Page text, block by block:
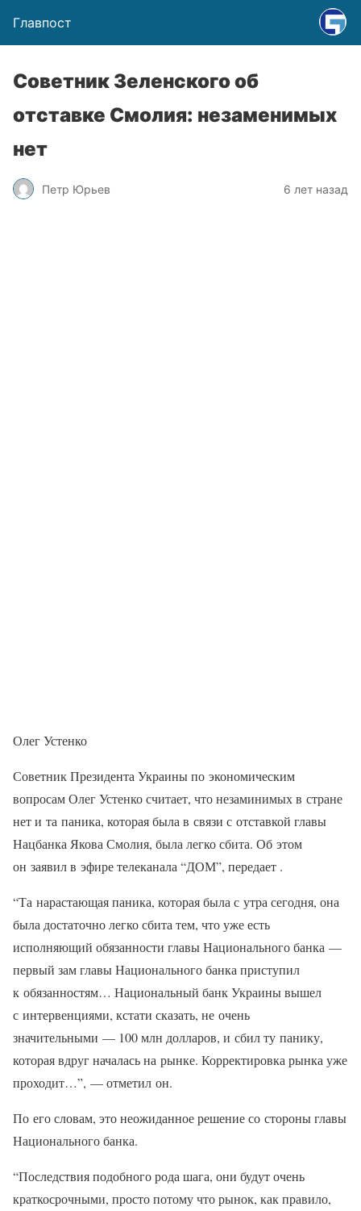
Главпост
Советник Зеленского об
отставке Смолия: незаменимых
нет
Петр Юрьев 6 лет назад
Олег Устенко
Советник Президента Украины по экономическим
вопросам Олег Устенко считает, что незаминимых в стране
нет и та паника, которая была в связи с отставкой главы
Нацбанка Якова Смолия, была легко сбита. Об этом
он заявил в эфире телеканала “ДОМ”, передает .
“Та нарастающая паника, которая была с утра сегодня, она
была достаточно легко сбита тем, что уже есть
исполняющий обязанности главы Национального банка —
первый зам главы Национального банка приступил
к обязанностям… Национальный банк Украины вышел
с интервенциями, кстати сказать, не очень
значительными — 100 млн долларов, и сбил ту панику,
которая вдруг началась на рынке. Корректировка рынка уже
проходит…”, — отметил он.
По его словам, это неожиданное решение со стороны главы
Национального банка.
“Последствия подобного рода шага, они будут очень
краткосрочными, просто потому что рынок, как правило,